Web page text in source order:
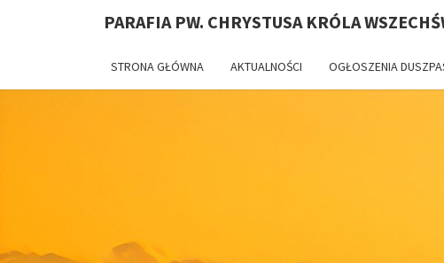
PARAFIA PW. CHRYSTUSA KRÓLA
STRONA GŁÓWNA AKTUALNOŚCI OGŁOSZENIA